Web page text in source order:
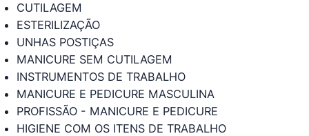
CUTILAGEM
ESTERILIZAÇÃO
UNHAS POSTIÇAS
MANICURE SEM CUTILAGEM
INSTRUMENTOS DE TRABALHO
MANICURE E PEDICURE MASCULINA
PROFISSÃO - MANICURE E PEDICURE
HIGIENE COM OS ITENS DE TRABALHO